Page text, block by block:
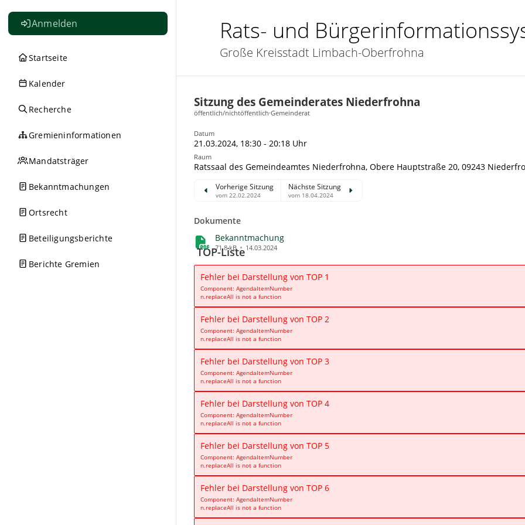
Anmelden
Startseite
Kalender
Recherche
Gremieninformationen
Mandatsträger
Bekanntmachungen
Ortsrecht
Beteiligungsberichte
Berichte Gremien
Rats- und
Große Kreisstadt Limbach-Oberfrohna
Sitzung des Gemeinderates Niederfrohna
öffentlich/nichtöffentlich·Gemeinderat
Datum
21.03.2024, 18:30 - 20:18 Uhr
Raum
Ratssaal des Gemeindeamtes Niederfrohna, Obere Hauptstraße 20, 09243
Vorherige Sitzung
vom 22.02.2024
Nächste Sitzung
vom 18.04.2024
Dokumente
Bekanntmachung
71.8 kB 14.03.2024
TOP-Liste
Fehler bei Darstellung von TOP 1
Component: AgendaItemNumber
n.replaceAll is not a function
Fehler bei Darstellung von TOP 2
Component: AgendaItemNumber
n.replaceAll is not a function
Fehler bei Darstellung von TOP 3
Component: AgendaItemNumber
n.replaceAll is not a function
Fehler bei Darstellung von TOP 4
Component: AgendaItemNumber
n.replaceAll is not a function
Fehler bei Darstellung von TOP 5
Component: AgendaItemNumber
n.replaceAll is not a function
Fehler bei Darstellung von TOP 6
Component: AgendaItemNumber
n.replaceAll is not a function